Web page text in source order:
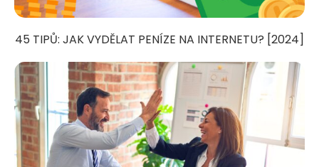
45 TIPŮ: JAK VYDĚLAT PENÍZE NA INTERNETU? [2024]